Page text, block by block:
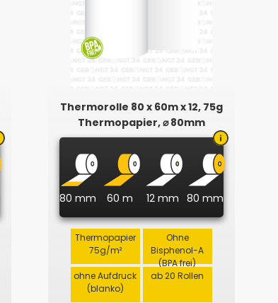
Thermorolle 80 x 60m x 12, 75g
Thermopapier, ⌀ 80mm
80 mm 60 m 12 mm 80 mm
Thermopapier
75g/m²
Ohne
Bisphenol-A
(BPA frei)
ohne Aufdruck
(blanko)
ab 20 Rollen